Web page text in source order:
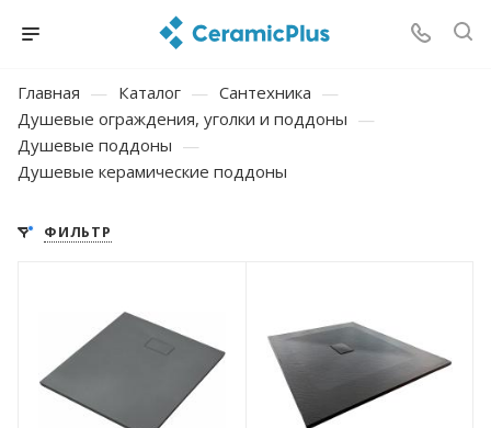
Главная — Каталог — Сантехника —
Душевые ограждения, уголки и поддоны —
Душевые поддоны —
Душевые керамические поддоны
ФИЛЬТР